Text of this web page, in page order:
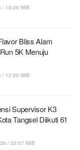
/ 18:36 WIB
Bliss Alam
5K Menuju
/ 12:20 WIB
Supervisor K3
Tangsel Diikuti 61
/ 22:07 WIB